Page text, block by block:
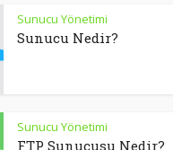
Sunucu Yönetimi
Sunucu Nedir?
Sunucu Yönetimi
FTP Sunucusu Nedir?